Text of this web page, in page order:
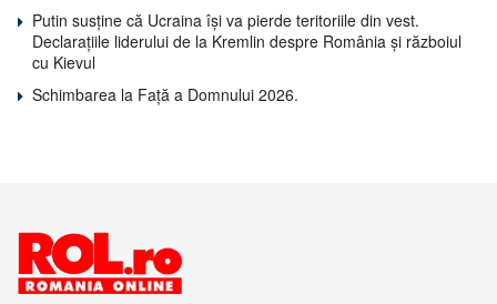
Putin susține că Ucraina își va pierde teritoriile din vest.
Declarațiile liderului de la Kremlin despre România și războiul
cu Kievul
Schimbarea la Față a Domnului 2026.